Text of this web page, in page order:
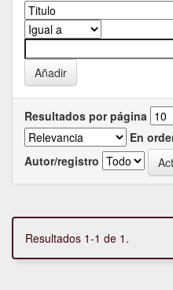
Resultados por página
En
Autor/registro
Resultados 1-1 de 1.